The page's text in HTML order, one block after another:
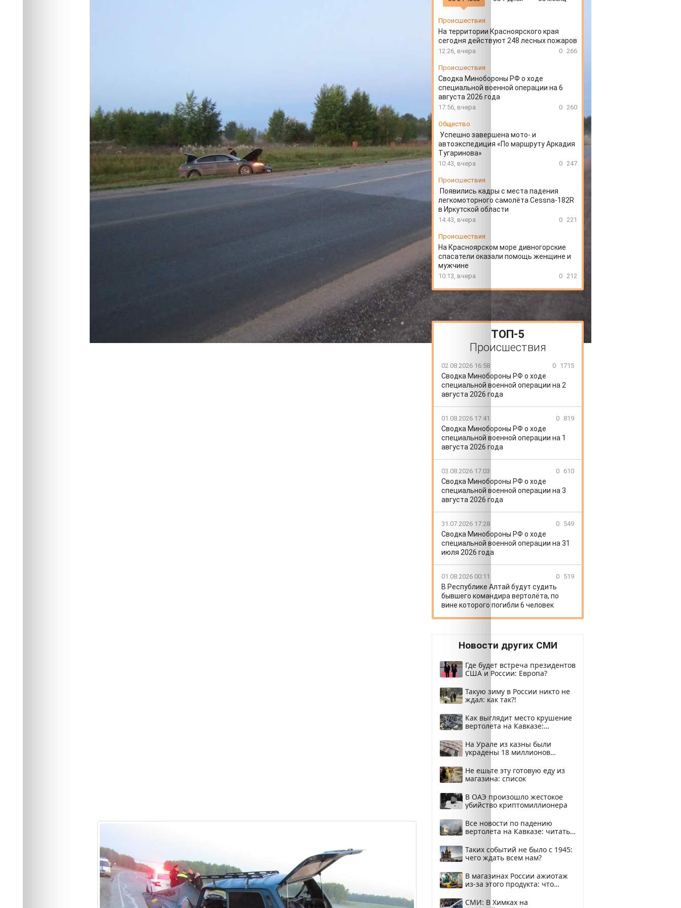
Происшествия
12.05.2026 18:55787
Происшествия
На территории Красноярского края
сегодня действуют 248 лесных пожаров
12:26, вчера 0 266
Происшествия
Сводка Минобороны РФ о ходе
специальной военной операции на 6
августа 2026 года
17:56, вчера 0 260
Общество
Успешно завершена мото- и
автоэкспедиция «По маршруту Аркадия
Тугаринова»
10:43, вчера 0 247
Происшествия
Появились кадры с места падения
легкомоторного самолёта Cessna-182R
в Иркутской области
14:43, вчера 0 221
Происшествия
На Красноярском море дивногорские
спасатели оказали помощь женщине и
мужчине
10:13, вчера 0 212
ТОП-5
Происшествия
02.08.2026 16:58 0 1715
Сводка Минобороны РФ о ходе
специальной военной операции на 2
августа 2026 года
01.08.2026 17:41 0 819
Сводка Минобороны РФ о ходе
специальной военной операции на 1
августа 2026 года
03.08.2026 17:03 0 610
Сводка Минобороны РФ о ходе
специальной военной операции на 3
августа 2026 года
31.07.2026 17:28 0 549
Сводка Минобороны РФ о ходе
специальной военной операции на 31
июля 2026 года
01.08.2026 00:11 0 519
В Республике Алтай будут судить
бывшего командира вертолёта, по
вине которого погибли 6 человек
Новости других СМИ
Где будет встреча президентов
США и России: Европа?
Такую зиму в России никто не
ждал: как так?!
Как выглядит место крушение
вертолета на Кавказе:
На Урале из казны были
украдены 18 миллионов
Не ешьте эту готовую еду из
магазина: список
В ОАЭ произошло жестокое
убийство криптомиллионера
Все новости по падению
вертолета на Кавказе: читать
Таких событий не было с 1945:
чего ждать всем нам?
В магазинах России ажиотаж
из-за этого продукта: что
СМИ: В Химках на